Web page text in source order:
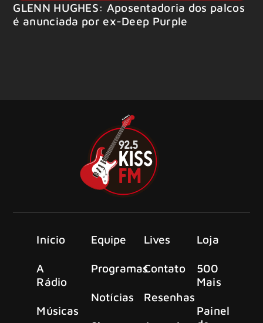
GLENN HUGHES: Aposentadoria dos palcos
é anunciada por ex-Deep Purple
Início
A
Rádio
Músicas
Equipe
Programas
Notícias
Lives
Contato
Resenhas
Loja
500
Mais
Painel